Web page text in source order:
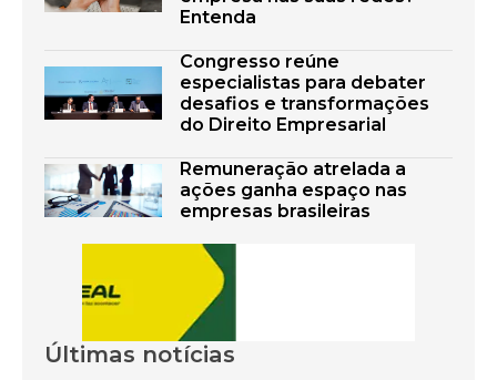
Entenda
Congresso reúne
especialistas para debater
desafios e transformações
do Direito Empresarial
Remuneração atrelada a
ações ganha espaço nas
empresas brasileiras
Últimas notícias